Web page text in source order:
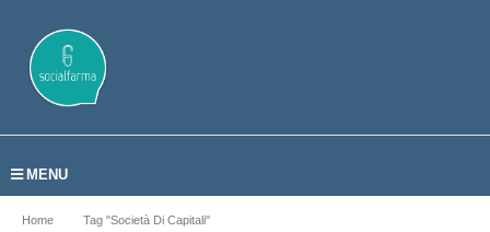
MENU
Home Tag "società Di Capitali"